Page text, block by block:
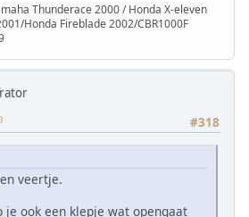
Thunderace 2000 / Honda X-eleven
Honda Fireblade 2002/CBR1000F
#318
veertje.
je ook een klepje wat opengaat